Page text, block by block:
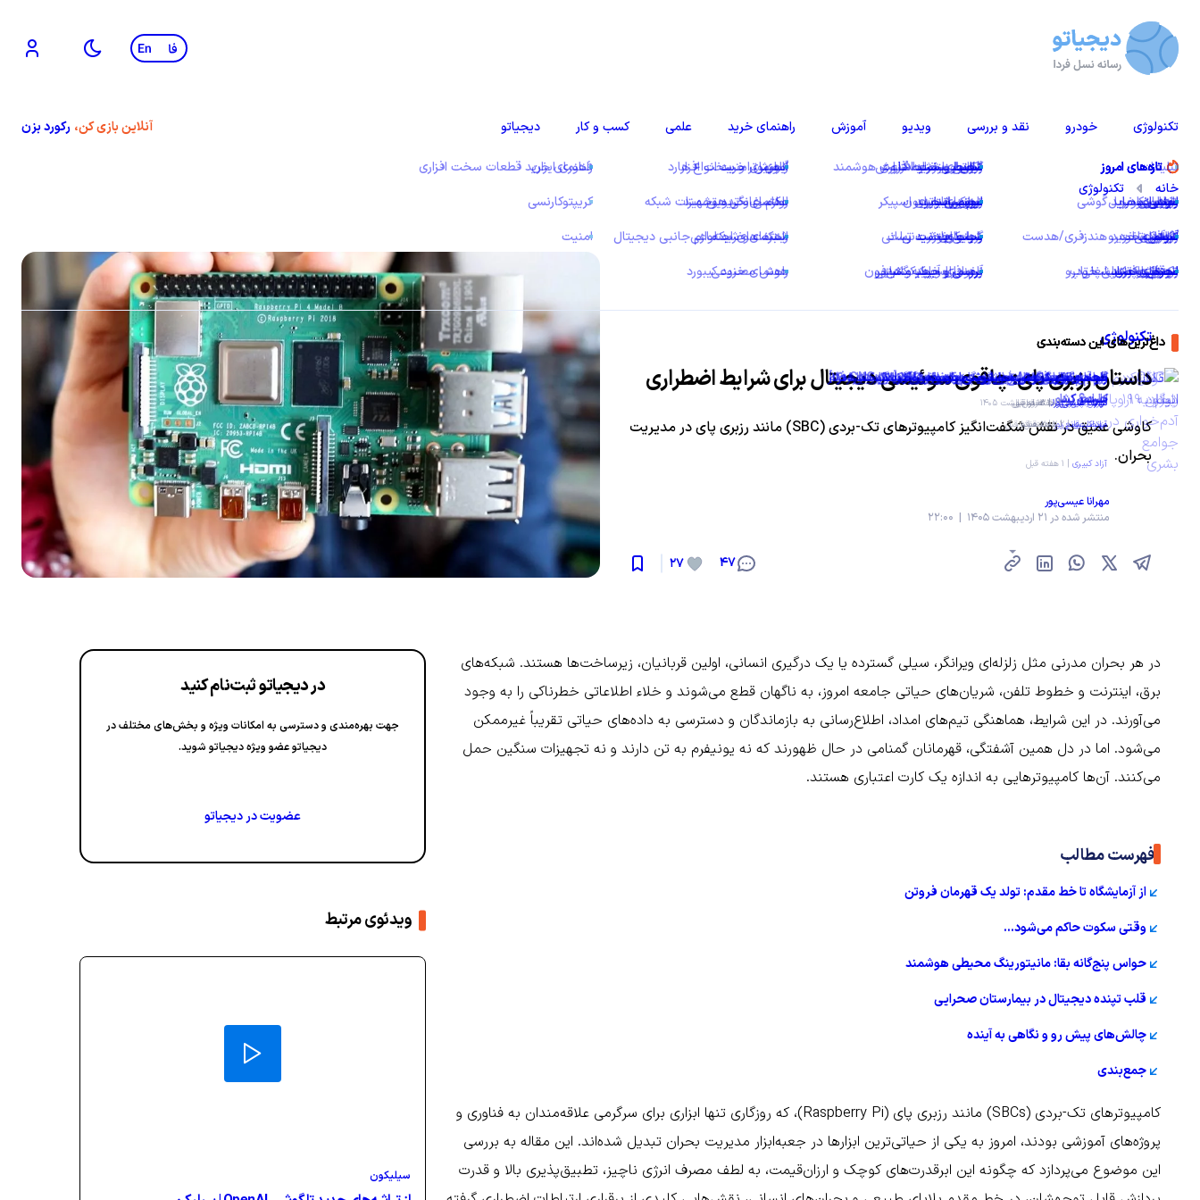
تغییر زبان
تکنولوژی خودرو نقد و بررسی‌ ویدیو آموزش راهنمای خرید علمی کسب و کار دیجیاتو آنلاین بازی کن، رکورد بزن
خانه تکنولوژی
تکنولوژی
داستان رزبری پای: چاقوی سوئیسی دیجیتال برای شرایط اضطراری
کاوشی عمیق در نقش شگفت‌انگیز کامپیوترهای تک-بردی (SBC) مانند رزبری پای در مدیریت
بحران.
مهرانا عیسی‌پور
منتشر شده در 21 اردیبهشت 1405 | 22:00
47
27
در دیجیاتو ثبت‌نام کنید
جهت بهره‌مندی و دسترسی به امکانات ویژه و بخش‌های مختلف در
دیجیاتو عضو ویژه دیجیاتو شوید.
عضویت در دیجیاتو
ویدئوی مرتبط
سیلیکون
در هر بحران مدرنی مثل زلزله‌ای ویرانگر، سیلی گسترده یا یک درگیری انسانی، اولین قربانیان، زیرساخت‌ها هستند. شبکه‌های
برق، اینترنت و خطوط تلفن، شریان‌های حیاتی جامعه امروز، به ناگهان قطع می‌شوند و خلاء اطلاعاتی خطرناکی را به وجود
می‌آورند. در این شرایط، هماهنگی تیم‌های امداد، اطلاع‌رسانی به بازماندگان و دسترسی به داده‌های حیاتی تقریباً غیرممکن
می‌شود. اما در دل همین آشفتگی، قهرمانان گمنامی در حال ظهورند که نه یونیفرم به تن دارند و نه تجهیزات سنگین حمل
می‌کنند. آن‌ها کامپیوترهایی به اندازه یک کارت اعتباری هستند.
فهرست مطالب
از آزمایشگاه تا خط مقدم: تولد یک قهرمان فروتن
وقتی سکوت حاکم می‌شود...
حواس پنج‌گانه بقا: مانیتورینگ محیطی هوشمند
قلب تپنده دیجیتال در بیمارستان صحرایی
چالش‌های پیش رو و نگاهی به آینده
جمع‌بندی
کامپیوترهای تک-بردی (SBCs) مانند رزبری پای (Raspberry Pi)، که روزگاری تنها ابزاری برای سرگرمی علاقه‌مندان به فناوری و
پروژه‌های آموزشی بودند، امروز به یکی از حیاتی‌ترین ابزارها در جعبه‌ابزار مدیریت بحران تبدیل شده‌اند. این مقاله به بررسی
این موضوع می‌پردازد که چگونه این ابرقدرت‌های کوچک و ارزان‌قیمت، به لطف مصرف انرژی ناچیز، تطبیق‌پذیری بالا و قدرت